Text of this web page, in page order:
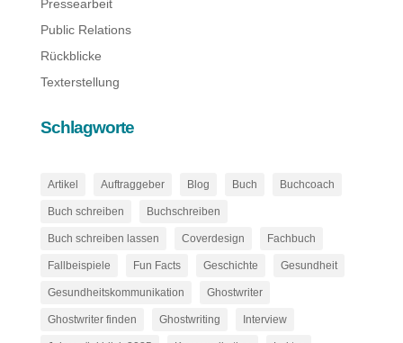
Pressearbeit
Public Relations
Rückblicke
Texterstellung
Schlagworte
Artikel Auftraggeber Blog Buch Buchcoach
Buch schreiben Buchschreiben
Buch schreiben lassen Coverdesign Fachbuch
Fallbeispiele Fun Facts Geschichte Gesundheit
Gesundheitskommunikation Ghostwriter
Ghostwriter finden Ghostwriting Interview